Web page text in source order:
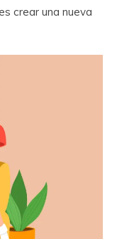
crear una nueva